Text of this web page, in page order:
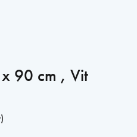
90 cm , Vit